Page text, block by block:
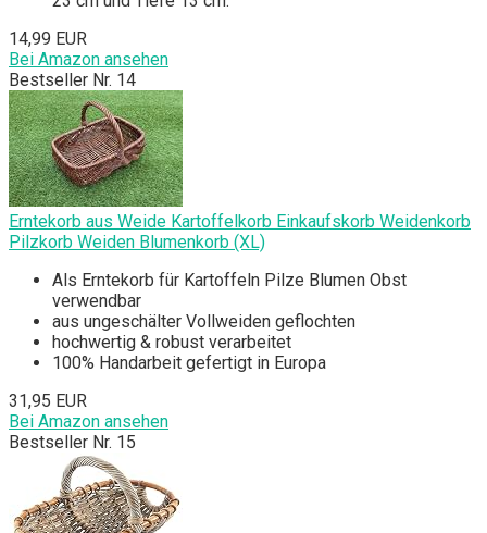
14,99 EUR
Bei Amazon ansehen
Bestseller Nr. 14
Erntekorb aus Weide Kartoffelkorb Einkaufskorb Weidenkorb
Pilzkorb Weiden Blumenkorb (XL)
Als Erntekorb für Kartoffeln Pilze Blumen Obst
verwendbar
aus ungeschälter Vollweiden geflochten
hochwertig & robust verarbeitet
100% Handarbeit gefertigt in Europa
31,95 EUR
Bei Amazon ansehen
Bestseller Nr. 15